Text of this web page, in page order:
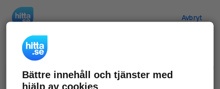
Avbryt
Verifiera ditt företag
Gör som 69 573företag
Bättre innehåll och tjänster med
hjälp av cookies